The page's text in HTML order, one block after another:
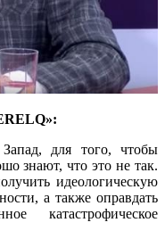
для того, чтобы
знают, что это не так.
идеологическую
а также оправдать
катастрофическое